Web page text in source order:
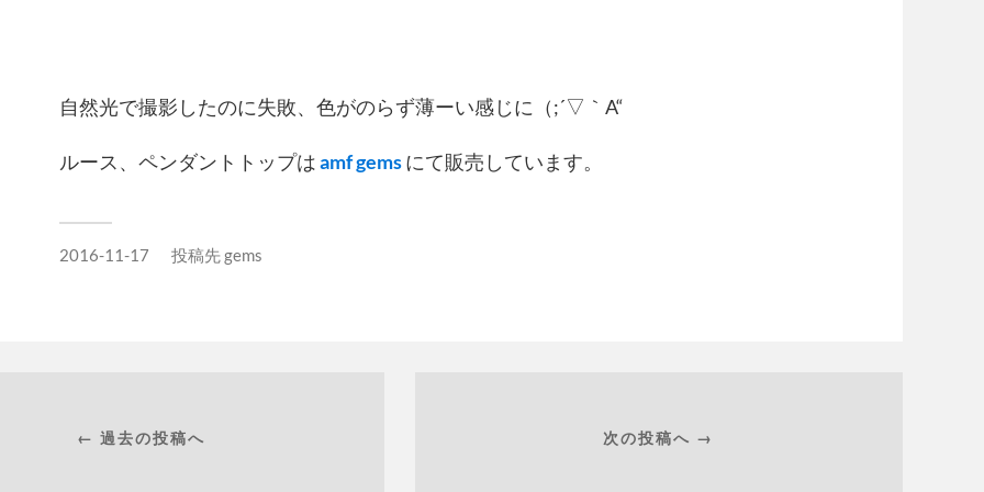
自然光で撮影したのに失敗、色がのらず薄ーい感じに（;´▽｀A“
ルース、ペンダントトップはamf gemsにて販売しています。
2016-11-17 投稿先gems
← 過去の投稿へ 次の投稿へ →